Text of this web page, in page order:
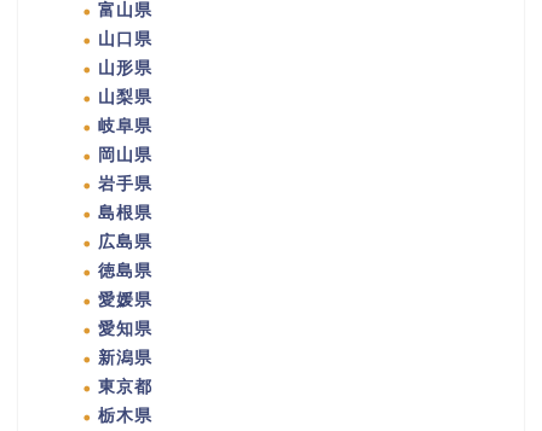
富山県
山口県
山形県
山梨県
岐阜県
岡山県
岩手県
島根県
広島県
徳島県
愛媛県
愛知県
新潟県
東京都
栃木県